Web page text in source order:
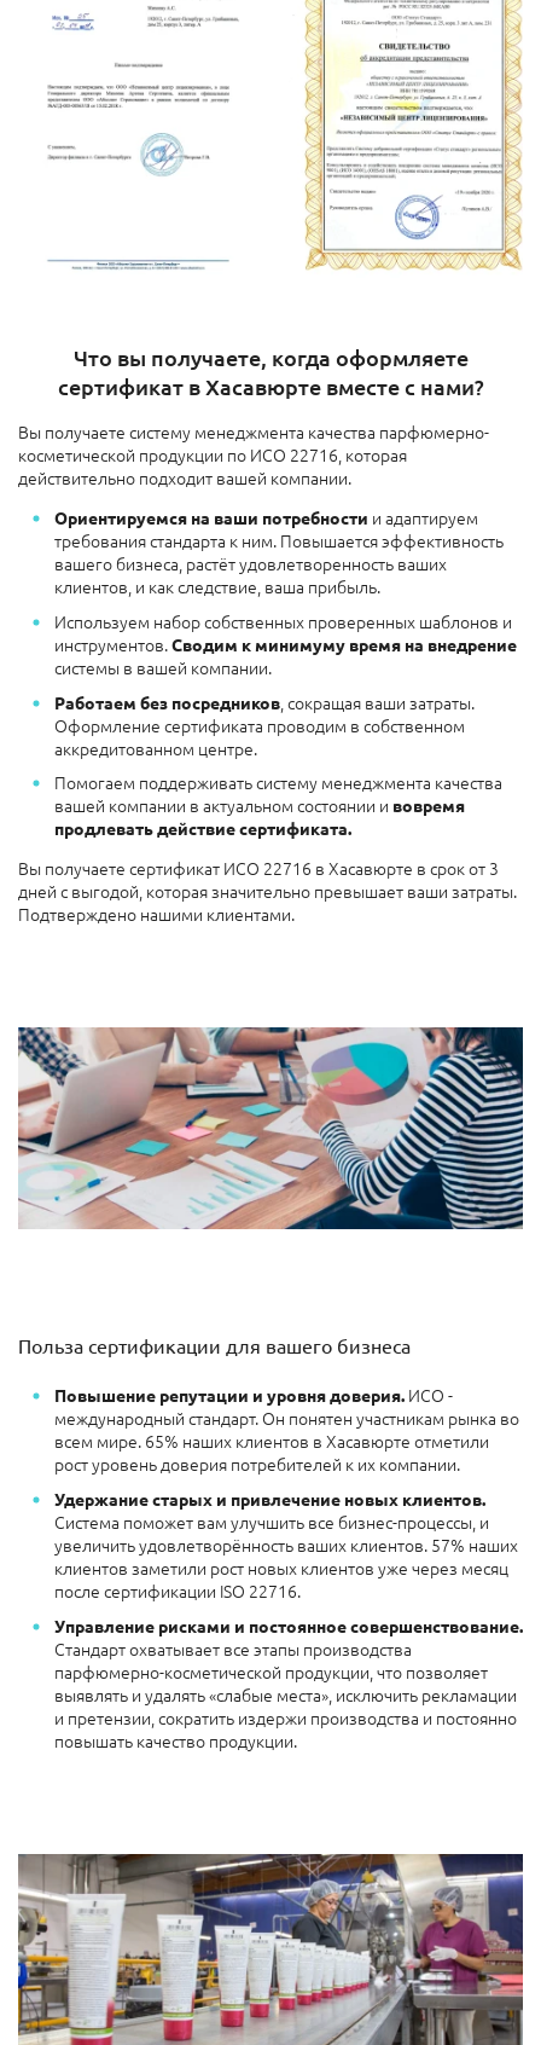
Что вы получаете, когда оформляете
сертификат в Хасавюрте вместе с нами?
Вы получаете систему менеджмента качества парфюмерно-
косметической продукции по ИСО 22716, которая
действительно подходит вашей компании.
Ориентируемся на ваши потребности и адаптируем
требования стандарта к ним. Повышается эффективность
вашего бизнеса, растёт удовлетворенность ваших
клиентов, и как следствие, ваша прибыль.
Используем набор собственных проверенных шаблонов и
инструментов.Сводим к минимуму время на внедрение
системы в вашей компании.
Работаем без посредников , сокращая ваши затраты.
Оформление сертификата проводим в собственном
аккредитованном центре.
Помогаем поддерживать систему менеджмента качества
вашей компании в актуальном состоянии и вовремя
продлевать действиесертификата.
Вы получаете сертификат ИСО 22716 в Хасавюрте в срок от 3
дней с выгодой, которая значительно превышает ваши затраты.
Подтверждено нашими клиентами.
Польза сертификации для вашего бизнеса
Повышение репутации и уровня доверия. ИСО -
международный стандарт. Он понятен участникам рынка во
всем мире. 65% наших клиентов в Хасавюрте отметили
рост уровень доверия потребителей к их компании.
Удержание старых и привлечение новых клиентов.
Система поможет вам улучшить все бизнес-процессы, и
увеличить удовлетворённость ваших клиентов. 57% наших
клиентов заметили рост новых клиентов уже через месяц
после сертификации ISO 22716.
Управление рисками и постоянное совершенствование.
Стандарт охватывает все этапы производства
парфюмерно-косметической продукции, что позволяет
выявлять и удалять «слабые места», исключить рекламации
и претензии, сократить издержи производства и постоянно
повышать качество продукции.